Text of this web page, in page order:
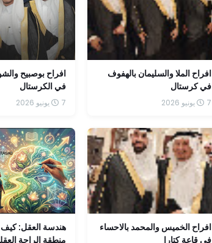
افراح الملا والسليمان بالهفوف
في كرستال
7 يونيو 2026
افراح بوصبيح
في الكرستال
7 يونيو 2026
افراح الخميس والمحمد بالاحساء
في قاعة كتارا
هندسة العقل:
منطقة الراحة